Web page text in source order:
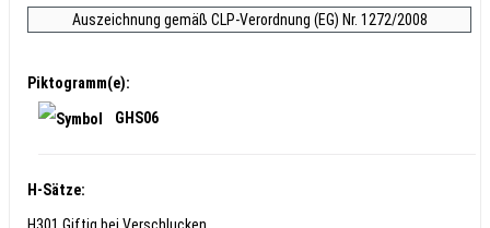
Auszeichnung gemäß CLP-Verordnung (EG) Nr. 1272/2008
Piktogramm(e):
GHS06
H-Sätze: